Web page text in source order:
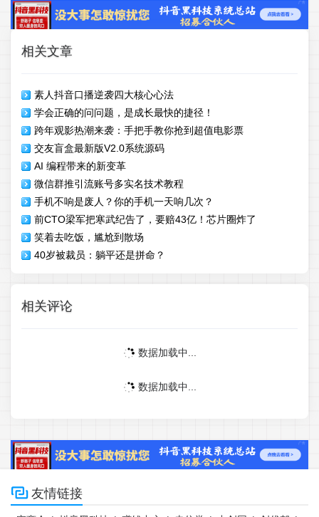
相关文章
素人抖音口播逆袭四大核心心法
学会正确的问问题，是成长最快的捷径！
跨年观影热潮来袭：手把手教你抢到超值电影票
交友盲盒最新版V2.0系统源码
AI 编程带来的新变革
微信群推引流账号多实名技术教程
手机不响是废人？你的手机一天响几次？
前CTO梁军把寒武纪告了，要赔43亿！芯片圈炸了
笑着去吃饭，尴尬到散场
40岁被裁员：躺平还是拼命？
相关评论
数据加载中...
数据加载中...
 友情链接